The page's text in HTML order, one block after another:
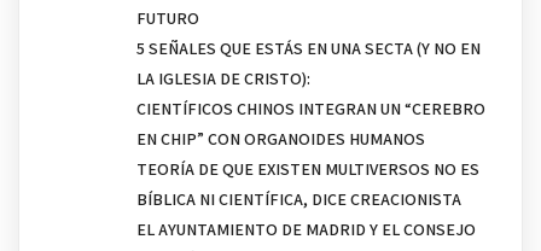
FUTURO
5 SEÑALES QUE ESTÁS EN UNA SECTA (Y NO EN
LA IGLESIA DE CRISTO):
CIENTÍFICOS CHINOS INTEGRAN UN “CEREBRO
EN CHIP” CON ORGANOIDES HUMANOS
TEORÍA DE QUE EXISTEN MULTIVERSOS NO ES
BÍBLICA NI CIENTÍFICA, DICE CREACIONISTA
EL AYUNTAMIENTO DE MADRID Y EL CONSEJO